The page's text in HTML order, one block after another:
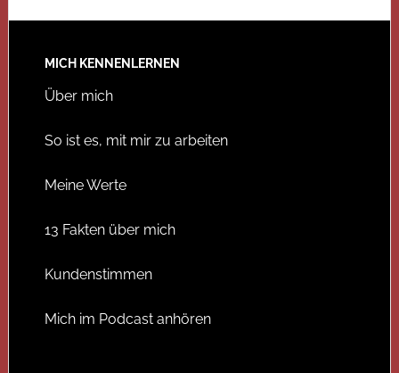
MICH KENNENLERNEN
Über mich
So ist es, mit mir zu arbeiten
Meine Werte
13 Fakten über mich
Kundenstimmen
Mich im Podcast anhören